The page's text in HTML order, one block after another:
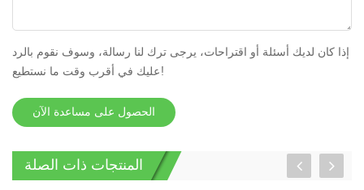
إذا كان لديك أسئلة أو اقتراحات، يرجى ترك لنا رسالة، وسوف نقوم بالرد
عليك في أقرب وقت ما نستطيع!
الحصول على مساعدة الآن
المنتجات ذات الصلة